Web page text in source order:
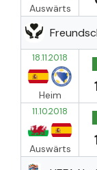
Auswärts
18.11.2018
Heim
11.10.2018
Auswärts